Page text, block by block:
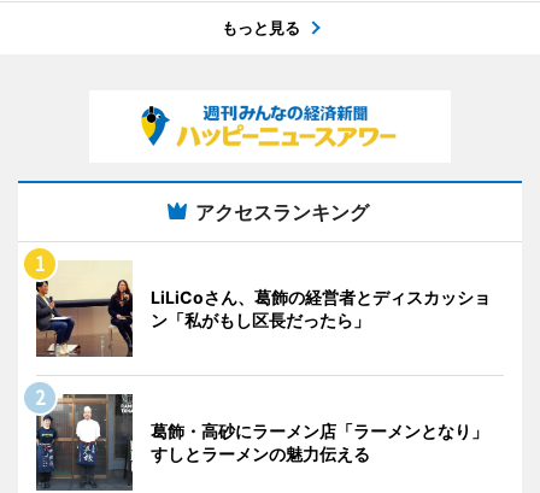
もっと見る
アクセスランキング
LiLiCoさん、葛飾の経営者とディスカッショ
ン「私がもし区長だったら」
葛飾・高砂にラーメン店「ラーメンとなり」
すしとラーメンの魅力伝える